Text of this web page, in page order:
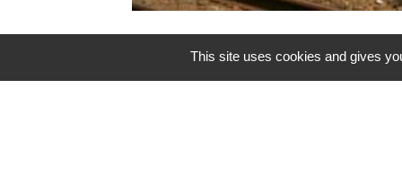
→ Horaires des trains
This site uses cookies and gives